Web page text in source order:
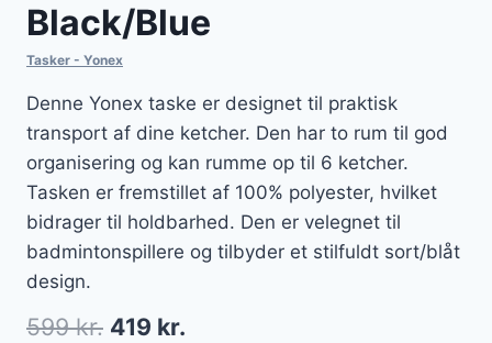
Black/Blue
Tasker - Yonex
Denne Yonex taske er designet til praktisk
transport af dine ketcher. Den har to rum til god
organisering og kan rumme op til 6 ketcher.
Tasken er fremstillet af 100% polyester, hvilket
bidrager til holdbarhed. Den er velegnet til
badmintonspillere og tilbyder et stilfuldt sort/blåt
design.
599kr. Den
419 kr.